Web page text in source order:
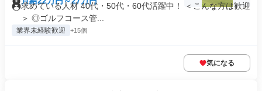
求めている人材 40代・50代・60代活躍中！ ＜こんな方は歓迎
＞ ◎ゴルフコース管...
業界未経験歓迎 +15個
気になる